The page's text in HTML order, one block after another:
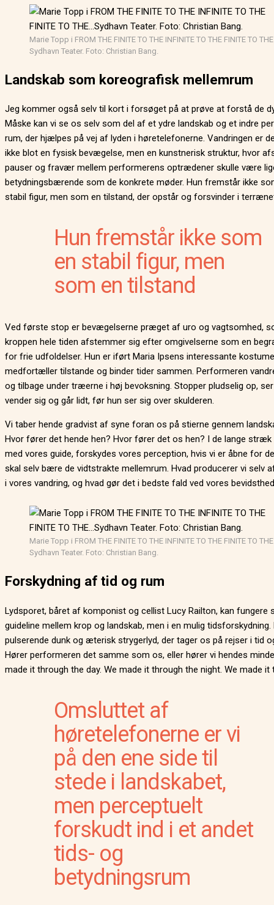
Marie Topp i FROM THE FINITE TO THE INFINITE TO THE FINITE TO
Sydhavn Teater. Foto: Christian Bang.
Landskab som koreografisk mellemrum
Jeg kommer også selv til kort i forsøget på at prøve at forstå de
Måske kan vi se os selv som del af et ydre landskab og et indre
rum, der hjælpes på vej af lyden i høretelefonerne. Vandringen er
ikke blot en fysisk bevægelse, men en kunstnerisk struktur, hvor
pauser og fravær mellem performerens optrædener skulle være
betydningsbærende som de konkrete møder. Hun fremstår ikke
stabil figur, men som en tilstand, der opstår og forsvinder i
Hun fremstår ikke som
en stabil figur, men
som en tilstand
Ved første stop er bevægelserne præget af uro og vagtsomhed,
kroppen hele tiden afstemmer sig efter omgivelserne som en
for frie udfoldelser. Hun er iført Maria Ipsens interessante
medfortæller tilstande og binder tider sammen. Performeren
og tilbage under træerne i høj bevoksning. Stopper pludselig op,
vender sig og går lidt, før hun ser sig over skulderen.
Vi taber hende gradvist af syne foran os på stierne gennem
Hvor fører det hende hen? Hvor fører det os hen? I de lange stræk
med vores guide, forskydes vores perception, hvis vi er åbne for
skal selv bære de vidtstrakte mellemrum. Hvad producerer vi selv
i vores vandring, og hvad gør det i bedste fald ved vores
Marie Topp i FROM THE FINITE TO THE INFINITE TO THE FINITE TO
Sydhavn Teater. Foto: Christian Bang.
Forskydning af tid og rum
Lydsporet, båret af komponist og cellist Lucy Railton, kan fungere
guideline mellem krop og landskab, men i en mulig tidsforskydning.
pulserende dunk og æterisk strygerlyd, der tager os på rejser i tid
Hører performeren det samme som os, eller hører vi hendes
made it through the day. We made it through the night. We made it
Omsluttet af
høretelefonerne er vi
på den ene side til
stede i landskabet,
men perceptuelt
forskudt ind i et andet
tids- og
betydningsrum